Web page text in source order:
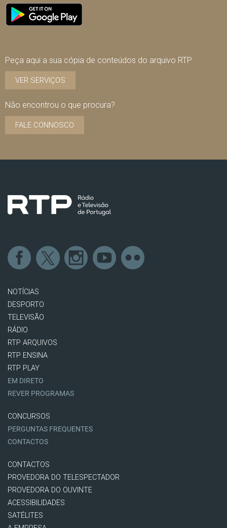
Peça aqui a sua cópia de conteúdos do arquivo RTP
VER SERVIÇOS
Não encontrou o que procura?
FALE CONNOSCO
NOTÍCIAS
DESPORTO
TELEVISÃO
RÁDIO
RTP ARQUIVOS
RTP ENSINA
RTP PLAY
EM DIRETO
REVER PROGRAMAS
CONCURSOS
PERGUNTAS FREQUENTES
CONTACTOS
CONTACTOS
PROVEDORA DO TELESPECTADOR
PROVEDORA DO OUVINTE
ACESSIBILIDADES
SATÉLITES